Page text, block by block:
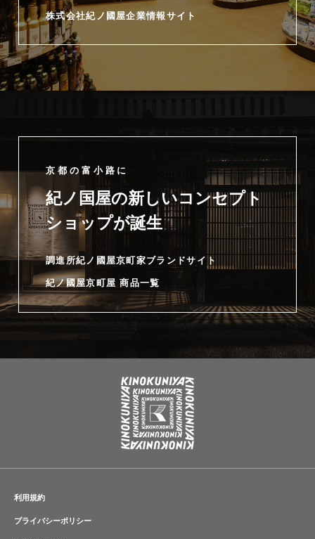
株式会社紀ノ國屋企業情報サイト
京都の富小路に
紀ノ国屋の新しいコンセプト
ショップが誕生
調進所紀ノ國屋京町家ブランドサイト
紀ノ國屋京町屋 商品一覧
利用規約
プライバシーポリシー